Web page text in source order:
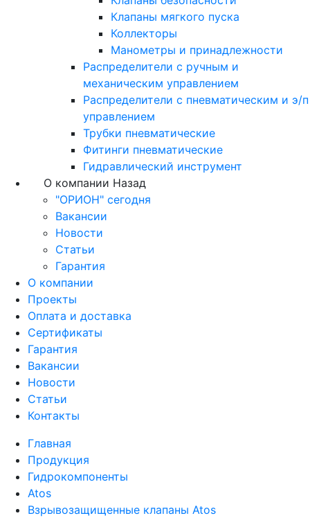
Клапаны мягкого пуска
Коллекторы
Манометры и принадлежности
Распределители с ручным и
механическим управлением
Распределители с пневматическим и э/п
управлением
Трубки пневматические
Фитинги пневматические
Гидравлический инструмент
О компании Назад
"ОРИОН" сегодня
Вакансии
Новости
Статьи
Гарантия
О компании
Проекты
Оплата и доставка
Сертификаты
Гарантия
Вакансии
Новости
Статьи
Контакты
Главная
Продукция
Гидрокомпоненты
Atos
Взрывозащищенные клапаны Atos